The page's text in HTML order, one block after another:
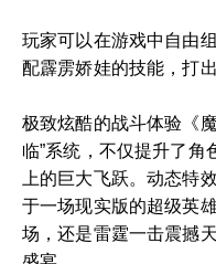
玩家可以在游戏中自由
配霹雳娇娃的技能，打
极致炫酷的战斗体验《
临”系统，不仅提升了
上的巨大飞跃。动态特
于一场现实版的超级英
场，还是雷霆一击震撼